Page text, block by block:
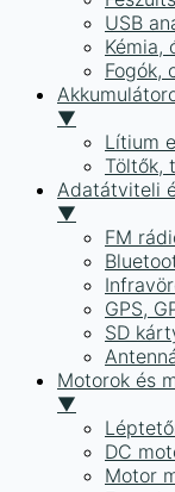
USB
Kémia,
Fogók,
▼
Lítium
Töltők,
Adatátviteli
▼
FM
GPS,
SD
Motorok és
▼
DC
Motor